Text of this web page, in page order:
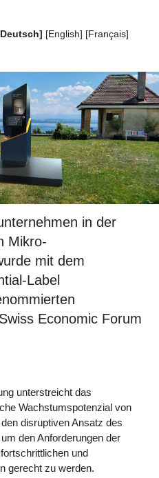
[English] [Français]
in der
Mikro-
mit dem
Label
Economic Forum
unterstreicht das
Wachstumspotenzial von
disruptiven Ansatz des
den Anforderungen der
und
gerecht zu werden.